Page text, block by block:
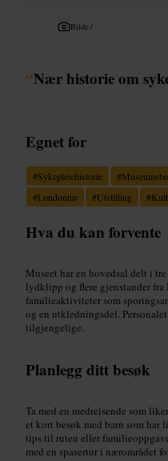
Bilde /
“Nær historie om
Egnet for
#Sykepleiehistorie #
#Londontur #Utstilling #
Hva du kan forvente
Museet har en hovedsal delt i
lydklipp og flere gjenstander
familieaktiviteter som
og en utkledningsdel.
tilgjengelige.
Planlegg ditt besøk
Ta med en medreisende som
et kort besøk med barn som har
tips til ruten eller
med en spasertur i nærområdet